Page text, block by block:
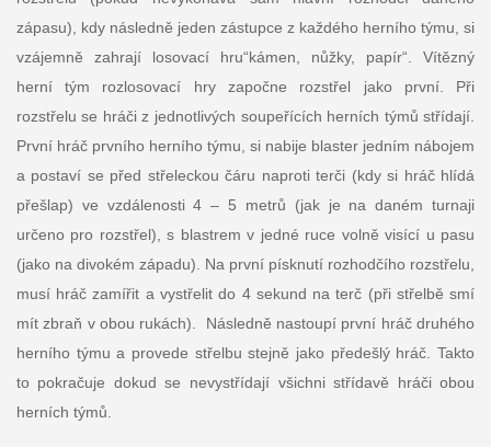
zápasu), kdy následně jeden zástupce z každého herního týmu, si
vzájemně zahrají losovací hru“kámen, nůžky, papír“. Vítězný
herní tým rozlosovací hry započne rozstřel jako první. Při
rozstřelu se hráči z jednotlivých soupeřících herních týmů střídají.
První hráč prvního herního týmu, si nabije blaster jedním nábojem
a postaví se před střeleckou čáru naproti terči (kdy si hráč hlídá
přešlap) ve vzdálenosti 4 – 5 metrů (jak je na daném turnaji
určeno pro rozstřel), s blastrem v jedné ruce volně visící u pasu
(jako na divokém západu). Na první písknutí rozhodčího rozstřelu,
musí hráč zamířit a vystřelit do 4 sekund na terč (při střelbě smí
mít zbraň v obou rukách). Následně nastoupí první hráč druhého
herního týmu a provede střelbu stejně jako předešlý hráč. Takto
to pokračuje dokud se nevystřídají všichni střídavě hráči obou
herních týmů.